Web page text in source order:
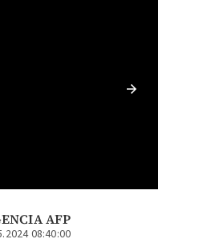
AFP
08:40:00